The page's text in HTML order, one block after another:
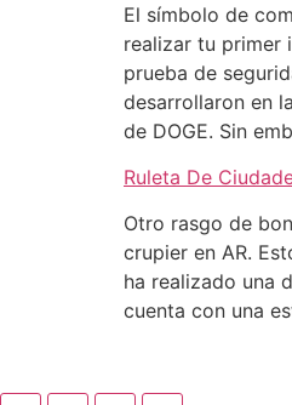
El símbolo de
realizar tu primer
prueba de
desarrollaron en
de DOGE. Sin
Ruleta De
Otro rasgo de
crupier en AR.
ha realizado una
cuenta con una